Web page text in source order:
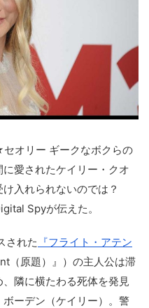
オリー ギークなボクらの
愛されたケイリー・クオ
け入れられないのでは？
Spyが伝えた。
された 『フライト・アテン
（原題）』）の主人公は滞
隣に横たわる死体を発見
ーデン（ケイリー）。警